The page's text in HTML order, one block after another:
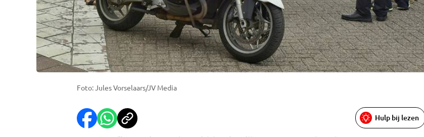
Foto: Jules Vorselaars/JV Media
Hulp bij lezen